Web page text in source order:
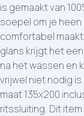
is gemaakt van
soepel om je
comfortabel
glans krijgt het
na het wassen en
vrijwel niet nodig
maat 135x200
ritssluiting. Dit